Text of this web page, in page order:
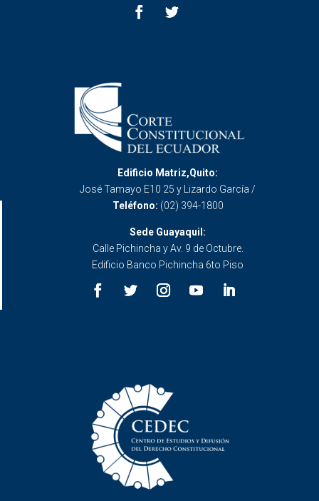
Edificio Matriz,Quito:
José Tamayo E10 25 y Lizardo García /
Teléfono: (02) 394-1800
Sede Guayaquil:
Calle Pichincha y Av. 9 de Octubre.
Edificio Banco Pichincha 6to Piso